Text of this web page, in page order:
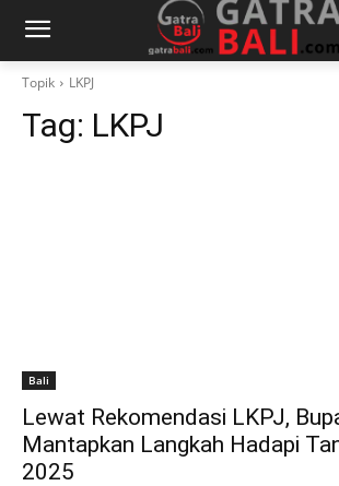
Topik LKPJ
Tag: LKPJ
Bali
Lewat Rekomendasi LKPJ,
Mantapkan Langkah Hadapi
2025